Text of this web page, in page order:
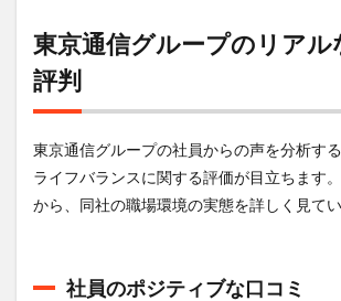
東京通信グループのリアル
評判
東京通信グループの社員からの声を分析す
ライフバランスに関する評価が目立ちます
から、同社の職場環境の実態を詳しく見てい
社員のポジティブな口コミ